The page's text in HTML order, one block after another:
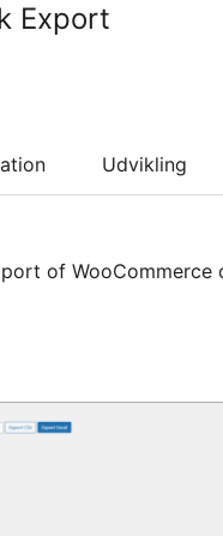
Export
Udvikling
of WooCommerce